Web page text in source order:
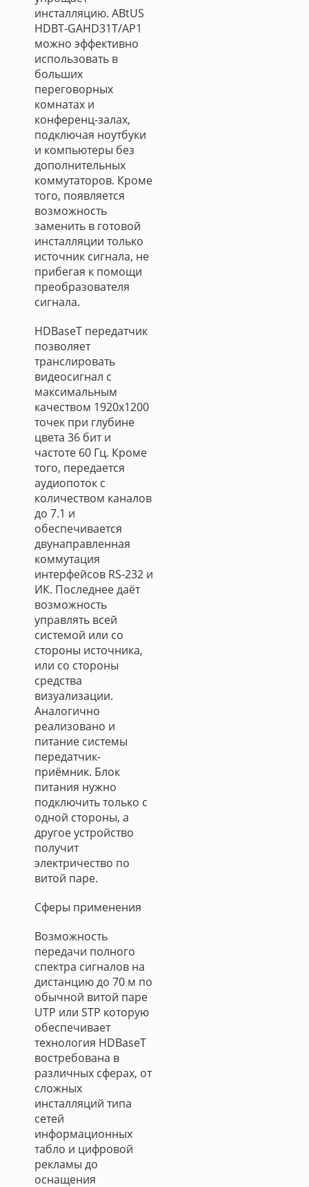
инсталляцию. ABtUS
HDBT-GAHD31T/AP1
можно эффективно
использовать в
больших
переговорных
комнатах и
конференц-залах,
подключая ноутбуки
и компьютеры без
дополнительных
коммутаторов. Кроме
того, появляется
возможность
заменить в готовой
инсталляции только
источник сигнала, не
прибегая к помощи
преобразователя
сигнала.
HDBaseT передатчик
позволяет
транслировать
видеосигнал с
максимальным
качеством 1920х1200
точек при глубине
цвета 36 бит и
частоте 60 Гц. Кроме
того, передается
аудиопоток с
количеством каналов
до 7.1 и
обеспечивается
двунаправленная
коммутация
интерфейсов RS-232 и
ИК. Последнее даёт
возможность
управлять всей
системой или со
стороны источника,
или со стороны
средства
визуализации.
Аналогично
реализовано и
питание системы
передатчик-
приёмник. Блок
питания нужно
подключить только с
одной стороны, а
другое устройство
получит
электричество по
витой паре.
Сферы применения
Возможность
передачи полного
спектра сигналов на
дистанцию до 70 м по
обычной витой паре
UTP или STP которую
обеспечивает
технология HDBaseT
востребована в
различных сферах, от
сложных
инсталляций типа
сетей
информационных
табло и цифровой
рекламы до
оснащения